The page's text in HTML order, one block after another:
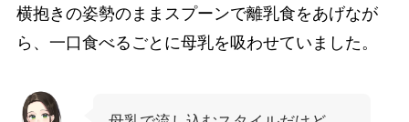
横抱きの姿勢のままスプーンで離乳食をあげなが
ら、一口食べるごとに母乳を吸わせていました。